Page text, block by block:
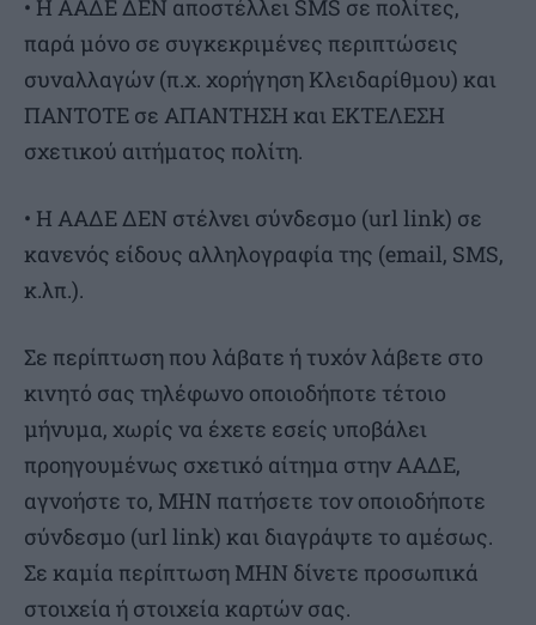
• Η ΑΑΔΕ ΔΕΝ αποστέλλει SMS σε πολίτες,
παρά μόνο σε συγκεκριμένες περιπτώσεις
συναλλαγών (π.χ. χορήγηση Κλειδαρίθμου) και
ΠΑΝΤΟΤΕ σε ΑΠΑΝΤΗΣΗ και ΕΚΤΕΛΕΣΗ
σχετικού αιτήματος πολίτη.
• Η ΑΑΔΕ ΔΕΝ στέλνει σύνδεσμο (url link) σε
κανενός είδους αλληλογραφία της (email, SMS,
κ.λπ.).
Σε περίπτωση που λάβατε ή τυχόν λάβετε στο
κινητό σας τηλέφωνο οποιοδήποτε τέτοιο
μήνυμα, χωρίς να έχετε εσείς υποβάλει
προηγουμένως σχετικό αίτημα στην ΑΑΔΕ,
αγνοήστε το, ΜΗΝ πατήσετε τον οποιοδήποτε
σύνδεσμο (url link) και διαγράψτε το αμέσως.
Σε καμία περίπτωση ΜΗΝ δίνετε προσωπικά
στοιχεία ή στοιχεία καρτών σας.